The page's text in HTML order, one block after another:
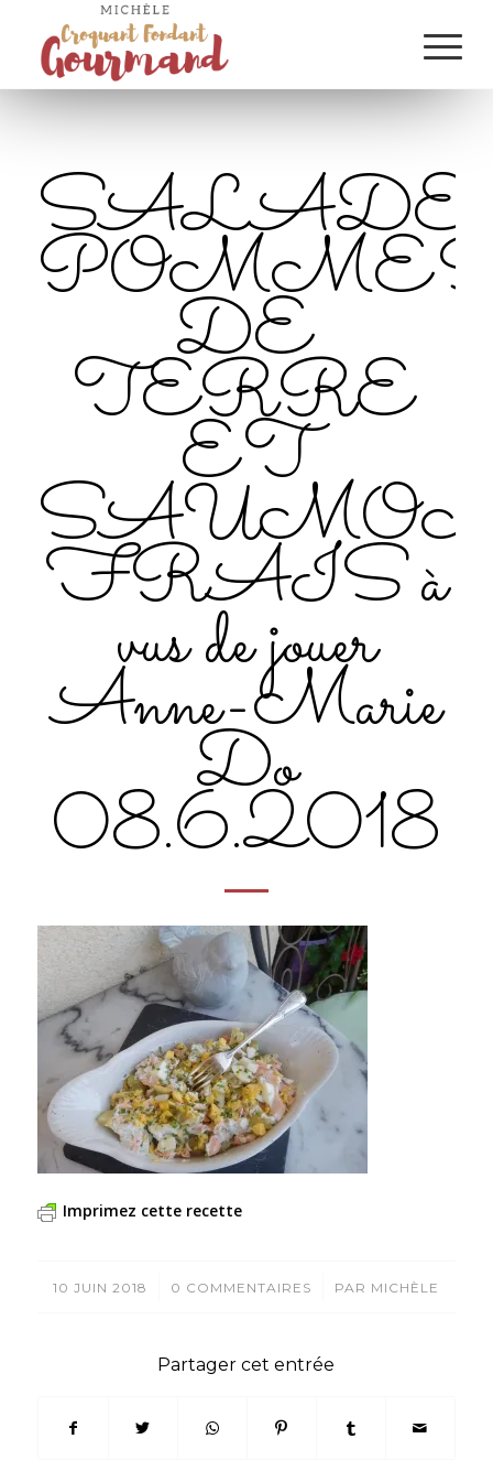
SALADE
DE
TERRE
ET
FRAIS à
vus de jouer
Anne-Marie
Do
08.6.2018
Imprimez cette recette
10 JUIN 2018
/ 0 COMMENTAIRES
/ PAR MICHÈLE
Partager cet entrée